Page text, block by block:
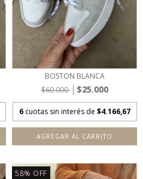
BOSTON BLANCA
$60.000
$25.000
6 cuotas sin interés de $4.166,67
AGREGAR AL CARRITO
58% OFF